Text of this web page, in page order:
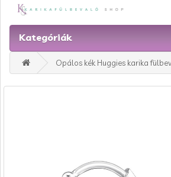
Kategóriák
Opálos kék Huggies karika